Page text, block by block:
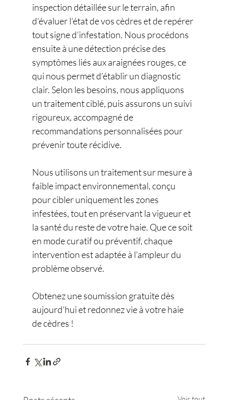
inspection détaillée sur le terrain, afin
d’évaluer l’état de vos cèdres et de repérer
tout signe d’infestation. Nous procédons
ensuite à une détection précise des
symptômes liés aux araignées rouges, ce
qui nous permet d’établir un diagnostic
clair. Selon les besoins, nous appliquons
un traitement ciblé, puis assurons un suivi
rigoureux, accompagné de
recommandations personnalisées pour
prévenir toute récidive.
Nous utilisons un traitement sur mesure à
faible impact environnemental, conçu
pour cibler uniquement les zones
infestées, tout en préservant la vigueur et
la santé du reste de votre haie. Que ce soit
en mode curatif ou préventif, chaque
intervention est adaptée à l’ampleur du
problème observé.
Obtenez une soumission gratuite dès
aujourd’hui et redonnez vie à votre haie
de cèdres !